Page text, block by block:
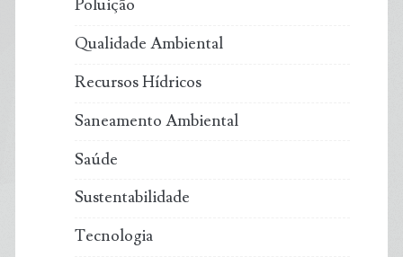
Poluição
Qualidade Ambiental
Recursos Hídricos
Saneamento Ambiental
Saúde
Sustentabilidade
Tecnologia